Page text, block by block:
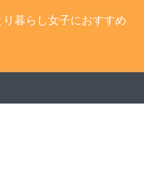
暮らし女子におすすめ